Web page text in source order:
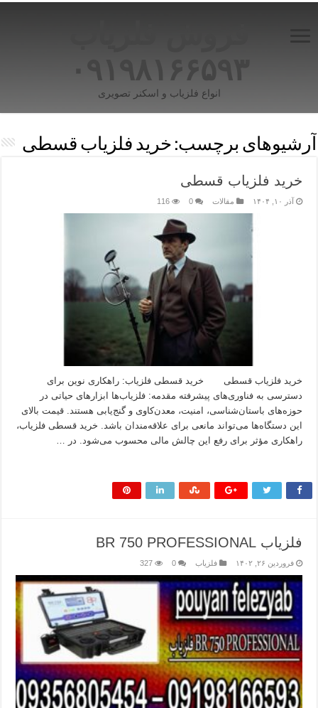
۰۹۱۹۸۱۶۶۵۹۳
انواع فلزیاب و اسکنر تصویری
آرشیوهای برچسب: خرید فلزیاب قسطی
خرید فلزیاب قسطی
آذر ۱۰, ۱۴۰۴ مقالات 0
116
خرید فلزیاب قسطی خرید قسطی فلزیاب: راهکاری نوین برای
دسترسی به فناوری‌های پیشرفته مقدمه: فلزیاب‌ها ابزارهای حیاتی در
حوزه‌های باستان‌شناسی، امنیت، معدن‌کاوی و گنج‌یابی هستند. قیمت بالای
این دستگاه‌ها می‌تواند مانعی برای علاقه‌مندان باشد. خرید قسطی فلزیاب،
راهکاری مؤثر برای رفع این چالش مالی محسوب می‌شود. در …
فلزیاب BR 750 PROFESSIONAL
فروردین ۲۶, ۱۴۰۲ فلزیاب 0
327